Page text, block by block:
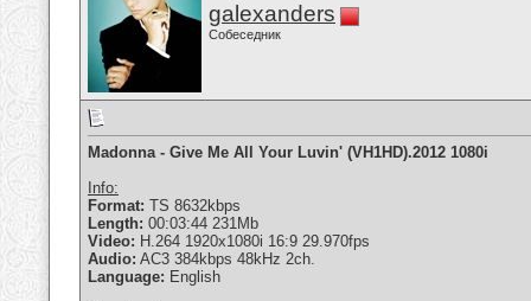
galexanders
Собеседник
Madonna - Give Me All Your Luvin' (VH1HD).2012 1080i
Info:
Format: TS 8632kbps
Length: 00:03:44 231Mb
Video: H.264 1920x1080i 16:9 29.970fps
Audio: AC3 384kbps 48kHz 2ch.
Language: English